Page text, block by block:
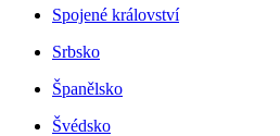
Spojené království
Srbsko
Španělsko
Švédsko